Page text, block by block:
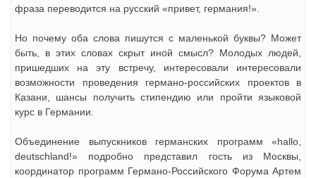
фраза переводится на русский «привет, германия!».
Но почему оба слова пишутся с маленькой буквы? Может
быть, в этих словах скрыт иной смысл? Молодых людей,
пришедших на эту встречу, интересовали интересовали
возможности проведения германо-российских проектов в
Казани, шансы получить стипендию или пройти языковой
курс в Германии.
Объединение выпускников германских программ «hallo,
deutschland!» подробно представил гость из Москвы,
координатор программ Германо-Российского Форума Артем